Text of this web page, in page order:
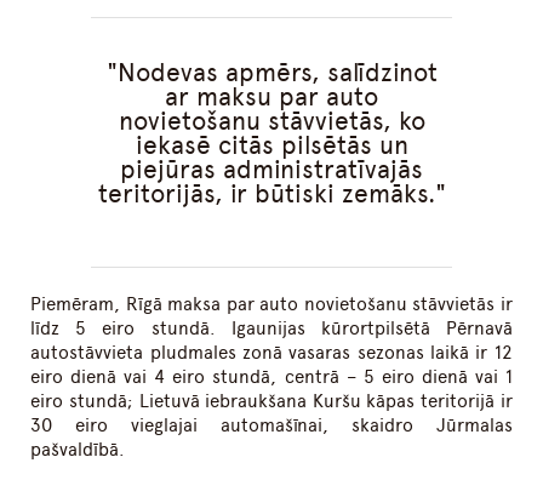
Nodevas apmērs, salīdzinot
ar maksu par auto
novietošanu stāvvietās, ko
iekasē citās pilsētās un
piejūras administratīvajās
teritorijās, ir būtiski zemāks.
Piemēram, Rīgā maksa par auto novietošanu stāvvietās ir
līdz 5 eiro stundā. Igaunijas kūrortpilsētā Pērnavā
autostāvvieta pludmales zonā vasaras sezonas laikā ir 12
eiro dienā vai 4 eiro stundā, centrā – 5 eiro dienā vai 1
eiro stundā; Lietuvā iebraukšana Kuršu kāpas teritorijā ir
30 eiro vieglajai automašīnai, skaidro Jūrmalas
pašvaldībā.